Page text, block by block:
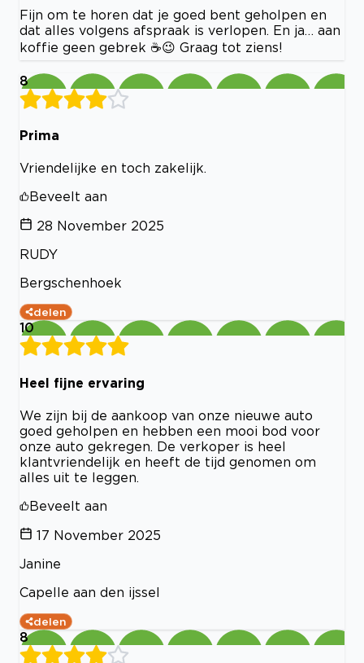
Fijn om te horen dat je goed bent geholpen en
dat alles volgens afspraak is verlopen. En ja… aan
koffie geen gebrek ☕😉 Graag tot ziens!
8
Prima
Vriendelijke en toch zakelijk.
Beveelt aan
28 November 2025
RUDY
Bergschenhoek
delen
10
Heel fijne ervaring
We zijn bij de aankoop van onze nieuwe auto
goed geholpen en hebben een mooi bod voor
onze auto gekregen. De verkoper is heel
klantvriendelijk en heeft de tijd genomen om
alles uit te leggen.
Beveelt aan
17 November 2025
Janine
Capelle aan den ijssel
delen
8